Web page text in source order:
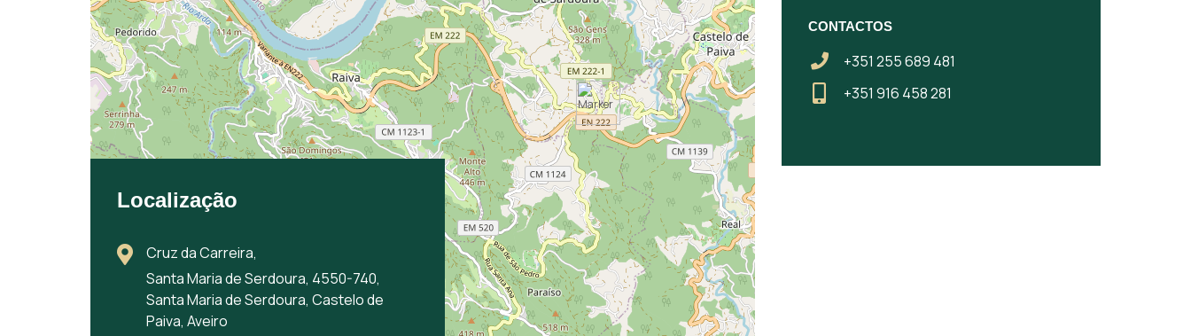
Localização
Cruz da Carreira,
Santa Maria de Serdoura, 4550-740,
Santa Maria de Serdoura, Castelo de
Paiva, Aveiro
CONTACTOS
+351 255 689 481
+351 916 458 281